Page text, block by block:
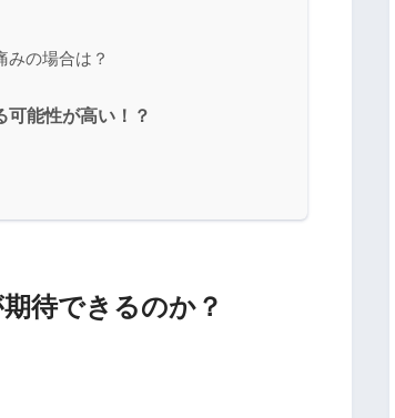
の場合は？
能性が高い！？
待できるのか？